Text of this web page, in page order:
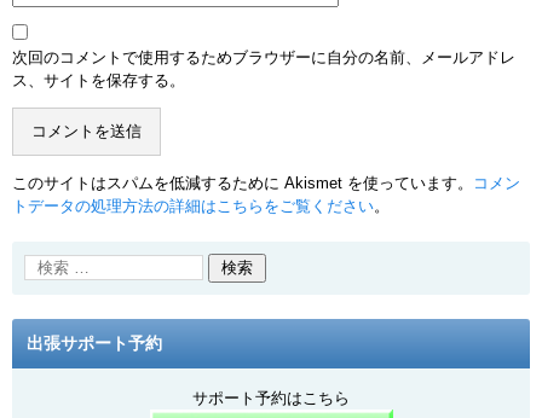
次回のコメントで使用するためブラウザーに自分の名前、メールアドレ
ス、サイトを保存する。
このサイトはスパムを低減するために Akismet を使っています。
コメン
トデータの処理方法の詳細はこちらをご覧ください。
出張サポート予約
サポート予約はこちら